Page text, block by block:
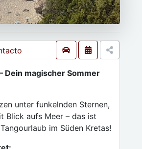
Dein magischer Sommer
unter funkelnden Sternen,
Blick aufs Meer – das ist
im Süden Kretas!